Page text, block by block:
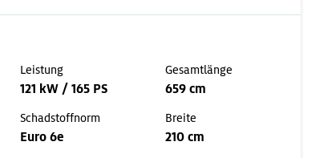
Leistung
121 kW / 165 PS
Gesamtlänge
659 cm
Schadstoffnorm
Euro 6e
Breite
210 cm